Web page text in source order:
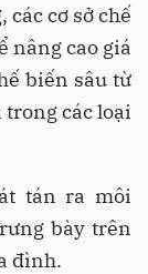
cơ sở chế
nâng cao giá
biến sâu từ
các loại
tán ra môi
bày trên
đình.